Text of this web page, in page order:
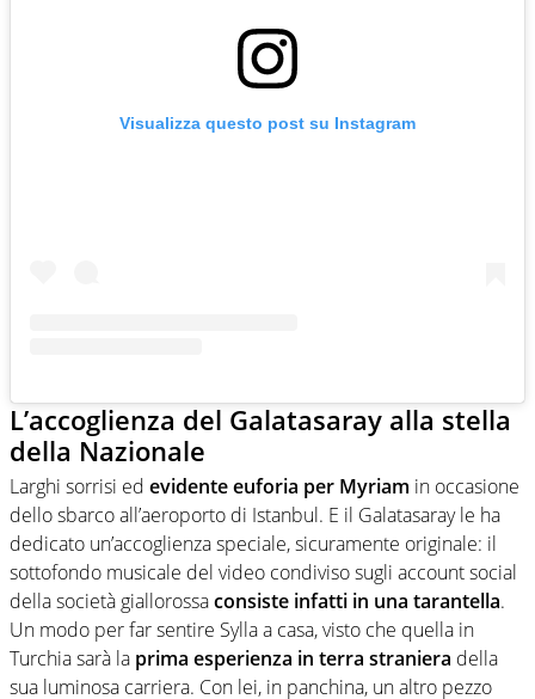
Visualizza questo post su Instagram
L’accoglienza del Galatasaray alla stella
della Nazionale
Larghi sorrisi ed evidente euforia per Myriam in occasione
dello sbarco all’aeroporto di Istanbul. E il Galatasaray le ha
dedicato un’accoglienza speciale, sicuramente originale: il
sottofondo musicale del video condiviso sugli account social
della società giallorossaconsiste infatti in una tarantella.
Un modo per far sentire Sylla a casa, visto che quella in
Turchia sarà la prima esperienza in terra straniera della
sua luminosa carriera. Con lei, in panchina, un altro pezzo